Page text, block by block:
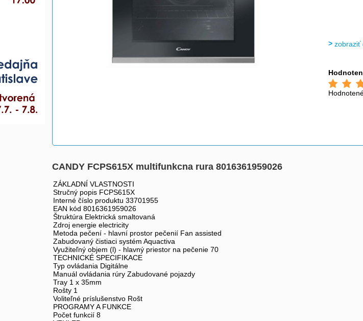
zobraziť
CANDY FCPS615X multifunkcna rura 8016361959026
ZÁKLADNÍ VLASTNOSTI
Stručný popis FCPS615X
Interné číslo produktu 33701955
EAN kód 8016361959026
Štruktúra Elektrická smaltovaná
Zdroj energie electricity
Metoda pečení - hlavní prostor pečenií Fan assisted
Zabudovaný čistiaci systém Aquactiva
Využiteľný objem (l) - hlavný priestor na pečenie 70
TECHNICKÉ SPECIFIKACE
Typ ovládania Digitálne
Manuál ovládania rúry Zabudované pojazdy
Tray 1 x 35mm
Rošty 1
Voliteľné príslušenstvo Rošt
PROGRAMY A FUNKCE
Počet funkcií 8